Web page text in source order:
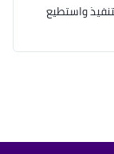
واستطيع